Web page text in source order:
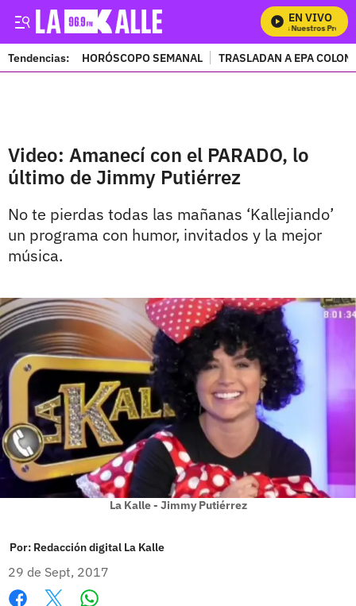
EN VIVO
Mira Todos Nuestros
Tendencias: HORÓSCOPO SEMANAL TRASLADAN A EPA
Video: Amanecí con el PARADO, lo
último de Jimmy Putiérrez
No te pierdas todas las mañanas ‘Kallejiando’
un programa con humor, invitados y la mejor
música.
La Kalle - Jimmy Putiérrez
Por: Redacción digital La Kalle
29 de Sept, 2017